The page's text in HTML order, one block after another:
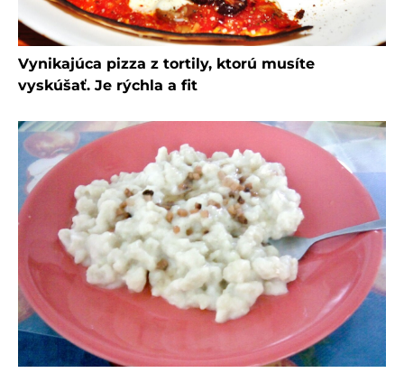
Vynikajúca pizza z tortily, ktorú musíte
vyskúšať. Je rýchla a fit